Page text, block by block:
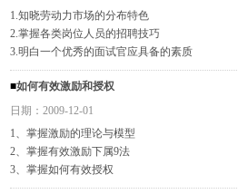
1.知晓劳动力市场的分布特色
2.掌握各类岗位人员的招聘技巧
3.明白一个优秀的面试官应具备的素质
■如何有效激励和授权
日期：2009-12-01
1、掌握激励的理论与模型
2、掌握有效激励下属9法
3、掌握如何有效授权